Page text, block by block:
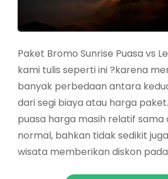
Paket Bromo Sunrise Puasa vs
kami tulis seperti ini ?karena
banyak perbedaan antara
dari segi biaya atau harga
puasa harga masih relatif sama
normal, bahkan tidak sedikit
wisata memberikan diskon